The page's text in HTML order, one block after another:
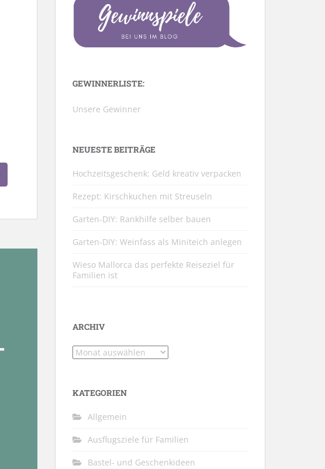
GEWINNERLISTE:
Unsere Gewinner
NEUESTE BEITRÄGE
Hochzeitsgeschenk: Geld kreativ verpacken
Rezept: Kirschkuchen mit Streuseln
Garten-DIY: Rankhilfe selber bauen
Garten-DIY: Weinfass als Miniteich anlegen
Wieso Mallorca das perfekte Reiseziel für
Familien ist
ARCHIV
Archiv
KATEGORIEN
Allgemein
Ausflugsziele für Familien
Bastel- und Geschenkideen